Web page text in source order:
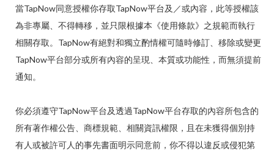
當TapNow同意授權你存取TapNow平台及／或內容，此等授權該
為非專屬、不得轉移，並只限根據本《使用條款》之規範而執行
相關存取。TapNow有絕對和獨立酌情權可隨時修訂、移除或變更
TapNow平台部分或所有內容的呈現、本質或功能性，而無須提前
通知。
你必須遵守TapNow平台及透過TapNow平台存取的內容所包含的
所有著作權公告、商標規範、相關資訊權限，且在未獲得個別持
有人或被許可人的事先書面明示同意前，你不得以違反或侵犯第